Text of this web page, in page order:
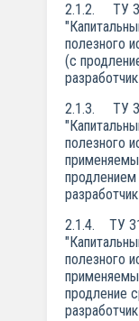
2.1.2. ТУ
полезного
(с
2.1.3. ТУ
полезного
2.1.4. ТУ
полезного
продление